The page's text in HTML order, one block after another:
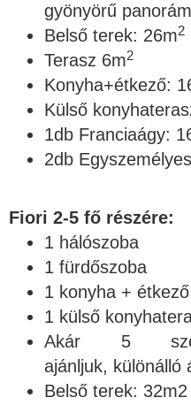
gyönyörű
Belső terek: 26m2
Terasz 6m2
Konyha+étkező:
Külső
1db Franciaágy:
2db
Fiori 2-5 fő részére:
1 hálószoba
1 fürdőszoba
1 konyha + étkező
1 külső
Akár 5
ajánljuk, különálló
Belső terek: 32m2